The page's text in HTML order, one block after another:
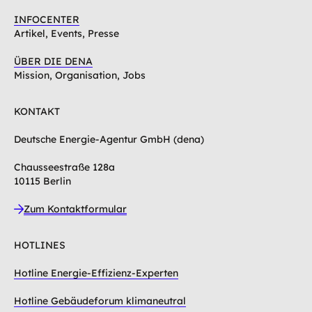
INFOCENTER
Artikel, Events, Presse
ÜBER DIE DENA
Mission, Organisation, Jobs
KONTAKT
Deutsche Energie-Agentur GmbH (dena)
Chausseestraße 128a
10115 Berlin
Zum Kontaktformular
HOTLINES
Hotline Energie-Effizienz-Experten
Hotline Gebäudeforum klimaneutral